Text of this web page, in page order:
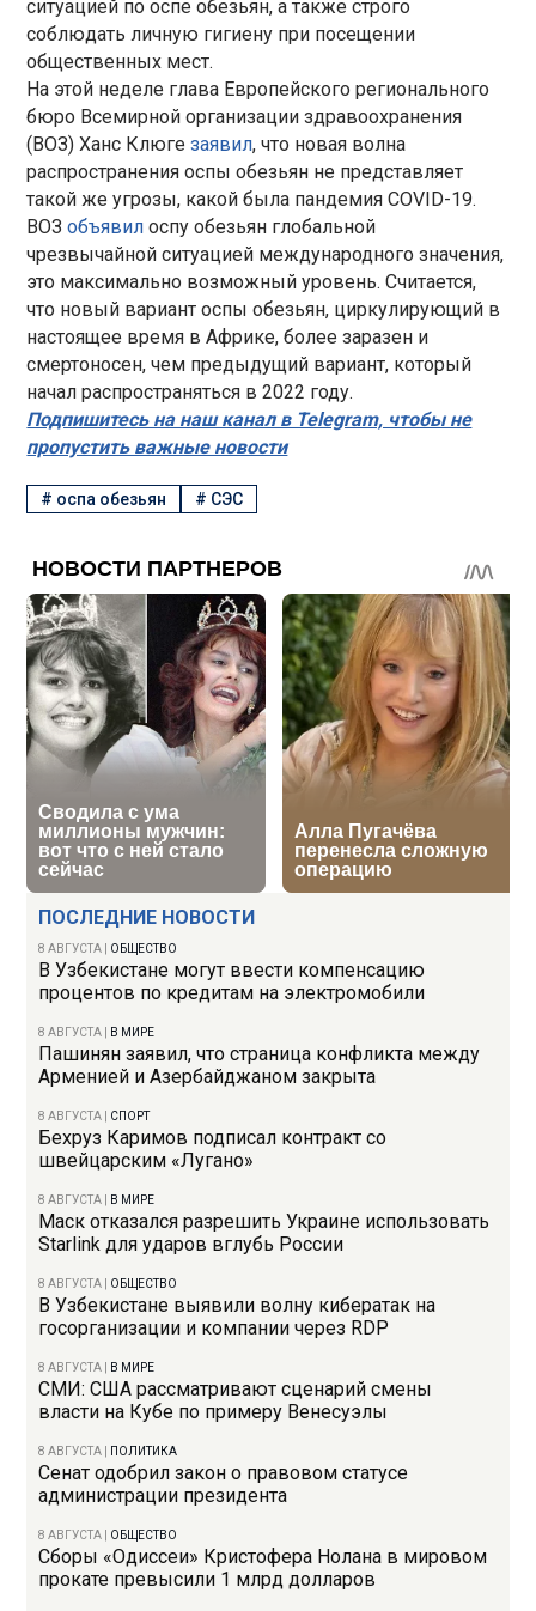
ПОСЛЕДНИЕ НОВОСТИ
8 АВГУСТА ОБЩЕСТВО
В Узбекистане могут ввести компенсацию
процентов по кредитам на электромобили
8 АВГУСТА В МИРЕ
Пашинян заявил, что страница конфликта между
Арменией и Азербайджаном закрыта
8 АВГУСТА СПОРТ
Бехруз Каримов подписал контракт со
швейцарским «Лугано»
8 АВГУСТА В МИРЕ
Маск отказался разрешить Украине использовать
Starlink для ударов вглубь России
8 АВГУСТА ОБЩЕСТВО
В Узбекистане выявили волну кибератак на
госорганизации и компании через RDP
8 АВГУСТА В МИРЕ
СМИ: США рассматривают сценарий смены
власти на Кубе по примеру Венесуэлы
8 АВГУСТА ПОЛИТИКА
Сенат одобрил закон о правовом статусе
администрации президента
8 АВГУСТА ОБЩЕСТВО
Сборы «Одиссеи» Кристофера Нолана в мировом
прокате превысили 1 млрд долларов
ситуацией по оспе обезьян, а также строго
соблюдать личную гигиену при посещении
общественных мест.
На этой неделе глава Европейского регионального
бюро Всемирной организации здравоохранения
(ВОЗ) Ханс Клюгезаявил, что новая волна
распространения оспы обезьян не представляет
такой же угрозы, какой была пандемия COVID-19.
ВОЗобъявилоспу обезьян глобальной
чрезвычайной ситуацией международного значения,
это максимально возможный уровень. Считается,
что новый вариант оспы обезьян, циркулирующий в
настоящее время в Африке, более заразен и
смертоносен, чем предыдущий вариант, который
начал распространяться в 2022 году.
Подпишитесь на наш канал в Telegram, чтобы не
пропустить важные новости
# оспа обезьян # СЭС